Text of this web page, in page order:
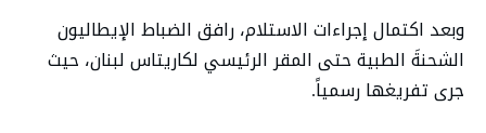
وبعد اكتمال إجراءات الاستلام، رافق الضباط الإيطاليون
الشحنةَ الطبية حتى المقر الرئيسي لكاريتاس لبنان، حيث
جرى تفريغها رسمياً.